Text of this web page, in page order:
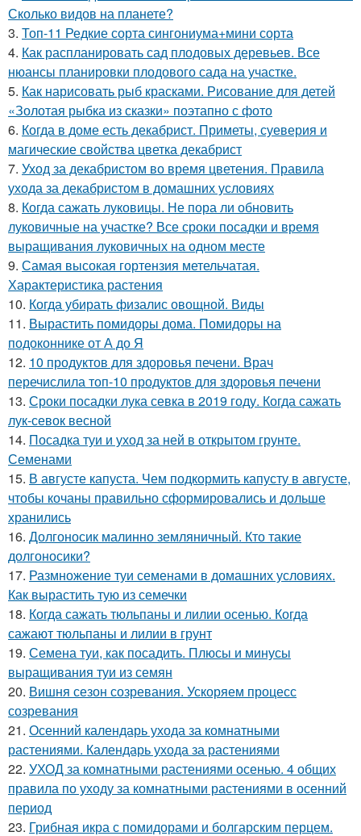
Сколько видов на планете?
3. Топ-11 Редкие сорта сингониума+мини сорта
4. Как распланировать сад плодовых деревьев. Все
нюансы планировки плодового сада на участке.
5. Как нарисовать рыб красками. Рисование для детей
«Золотая рыбка из сказки» поэтапно с фото
6. Когда в доме есть декабрист. Приметы, суеверия и
магические свойства цветка декабрист
7. Уход за декабристом во время цветения. Правила
ухода за декабристом в домашних условиях
8. Когда сажать луковицы. Не пора ли обновить
луковичные на участке? Все сроки посадки и время
выращивания луковичных на одном месте
9. Самая высокая гортензия метельчатая.
Характеристика растения
10. Когда убирать физалис овощной. Виды
11. Вырастить помидоры дома. Помидоры на
подоконнике от А до Я
12. 10 продуктов для здоровья печени. Врач
перечислила топ-10 продуктов для здоровья печени
13. Сроки посадки лука севка в 2019 году. Когда сажать
лук-севок весной
14. Посадка туи и уход за ней в открытом грунте.
Семенами
15. В августе капуста. Чем подкормить капусту в августе,
чтобы кочаны правильно сформировались и дольше
хранились
16. Долгоносик малинно земляничный. Кто такие
долгоносики?
17. Размножение туи семенами в домашних условиях.
Как вырастить тую из семечки
18. Когда сажать тюльпаны и лилии осенью. Когда
сажают тюльпаны и лилии в грунт
19. Семена туи, как посадить. Плюсы и минусы
выращивания туи из семян
20. Вишня сезон созревания. Ускоряем процесс
созревания
21. Осенний календарь ухода за комнатными
растениями. Календарь ухода за растениями
22. УХОД за комнатными растениями осенью. 4 общих
правила по уходу за комнатными растениями в осенний
период
23. Грибная икра с помидорами и болгарским перцем.